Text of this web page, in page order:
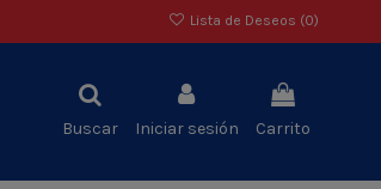
Lista de Deseos (0)
Buscar Iniciar sesión Carrito